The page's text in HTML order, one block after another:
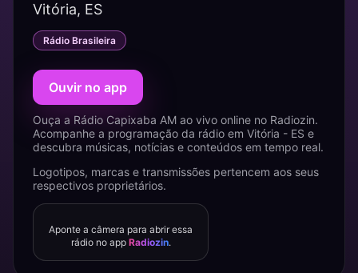
Vitória, ES
Rádio Brasileira
Ouvir no app
Ouça a Rádio Capixaba AM ao vivo online no Radiozin.
Acompanhe a programação da rádio em Vitória - ES e
descubra músicas, notícias e conteúdos em tempo real.
Logotipos, marcas e transmissões pertencem aos seus
respectivos proprietários.
Aponte a câmera para abrir essa
rádio no app Radiozin.